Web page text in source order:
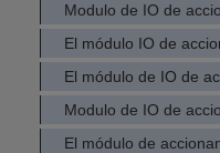
Modulo de IO de
El módulo IO de
El módulo de IO de
Modulo de IO de
El módulo de